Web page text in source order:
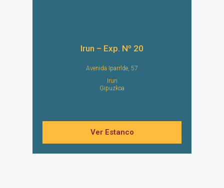
Irun – Exp. Nº 20
Avenida Iparrlde, 57
Irun
Gipuzkoa
Ver Estanco